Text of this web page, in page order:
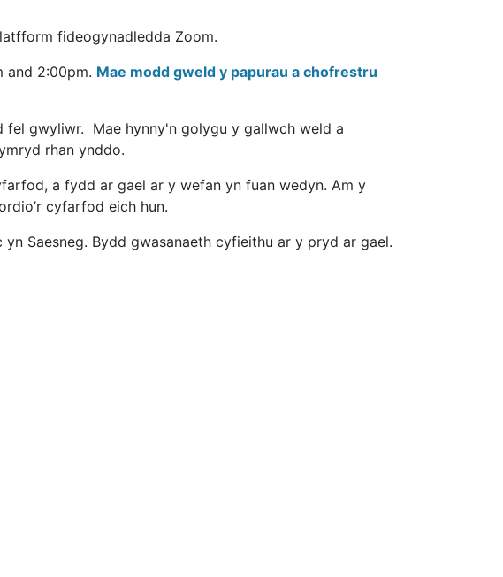
fideogynadledda Zoom.
and 2:00pm. Mae modd gweld y papurau a chofrestru
gwyliwr. Mae hynny'n golygu y gallwch weld a
rhan ynddo.
a fydd ar gael ar y wefan yn fuan wedyn. Am y
cyfarfod eich hun.
Saesneg. Bydd gwasanaeth cyfieithu ar y pryd ar gael.